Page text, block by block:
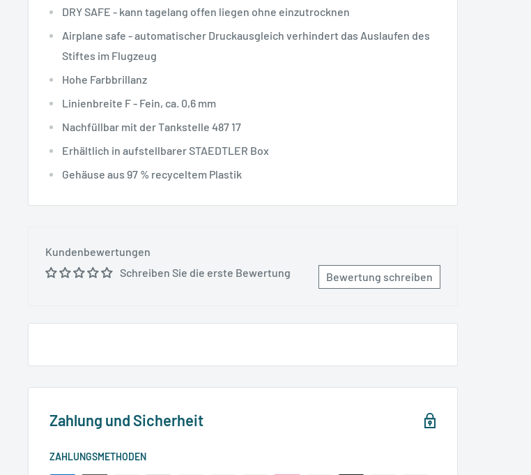
DRY SAFE - kann tagelang offen liegen ohne einzutrocknen
Airplane safe - automatischer Druckausgleich verhindert das Auslaufen des
Stiftes im Flugzeug
Hohe Farbbrillanz
Linienbreite F - Fein, ca. 0,6 mm
Nachfüllbar mit der Tankstelle 487 17
Erhältlich in aufstellbarer STAEDTLER Box
Gehäuse aus 97 % recyceltem Plastik
Kundenbewertungen
Schreiben Sie die erste Bewertung
Bewertung schreiben
Zahlung und Sicherheit
ZAHLUNGSMETHODEN